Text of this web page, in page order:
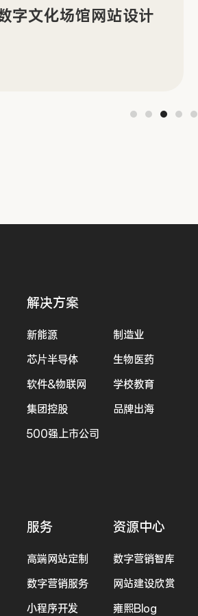
字文化场馆网站设计
解决方案
新能源
制造业
芯片半导体
生物医药
软件&物联网
学校教育
集团控股
品牌出海
500强上市公司
服务
高端网站定制
数字营销服务
小程序开发
资源中心
数字营销智库
网站建设欣赏
雍熙Blog